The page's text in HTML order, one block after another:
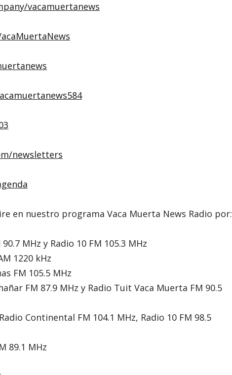
vacamuertanews
newsletters
en nuestro programa Vaca Muerta News Radio por:
MHz y Radio 10 FM 105.3 MHz
1220 kHz
FM 105.5 MHz
FM 87.9 MHz y Radio Tuit Vaca Muerta FM 90.5
Continental FM 104.1 MHz, Radio 10 FM 98.5
89.1 MHz